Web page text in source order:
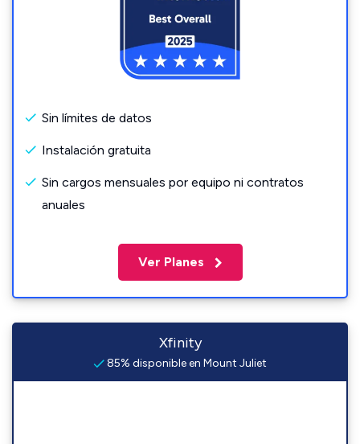
Sin límites de datos
Instalación gratuita
Sin cargos mensuales por equipo ni contratos
anuales
Ver Planes
Xfinity
85% disponible en Mount Juliet